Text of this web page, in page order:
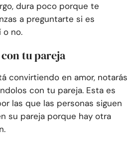
dura poco porque te
a preguntarte si es
no.
tu pareja
convirtiendo en amor, notarás
con tu pareja. Esta es
las que las personas siguen
su pareja porque hay otra